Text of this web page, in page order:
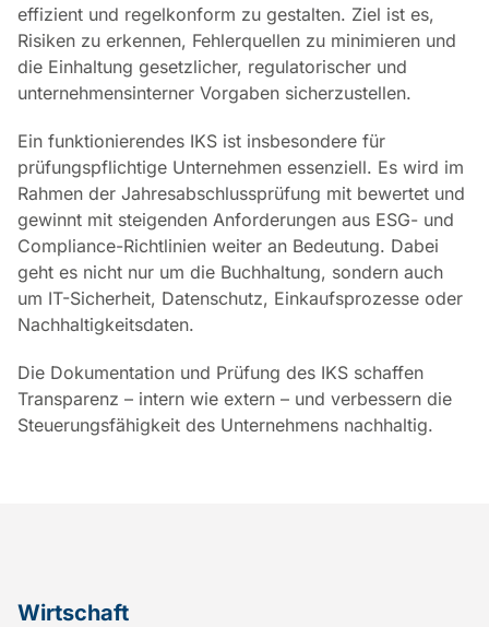
effizient und regelkonform zu gestalten. Ziel ist es,
Risiken zu erkennen, Fehlerquellen zu minimieren und
die Einhaltung gesetzlicher, regulatorischer und
unternehmensinterner Vorgaben sicherzustellen.
Ein funktionierendes IKS ist insbesondere für
prüfungspflichtige Unternehmen essenziell. Es wird im
Rahmen der Jahresabschlussprüfung mit bewertet und
gewinnt mit steigenden Anforderungen aus ESG- und
Compliance-Richtlinien weiter an Bedeutung. Dabei
geht es nicht nur um die Buchhaltung, sondern auch
um IT-Sicherheit, Datenschutz, Einkaufsprozesse oder
Nachhaltigkeitsdaten.
Die Dokumentation und Prüfung des IKS schaffen
Transparenz – intern wie extern – und verbessern die
Steuerungsfähigkeit des Unternehmens nachhaltig.
Wirtschaft